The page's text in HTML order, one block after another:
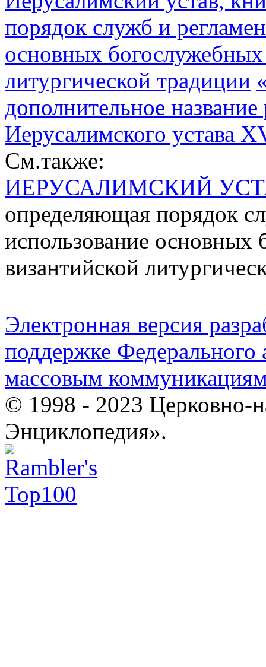
порядок служб и
основных богослужебных
литургической традиции
дополнительное
Иерусалимского устава
См.также:
ИЕРУСАЛИМСКИЙ
определяющая порядок
использование основных
византийской
Электронная версия
поддержке Федерального
массовым
© 1998 - 2023 Церковно-
Энциклопедия».